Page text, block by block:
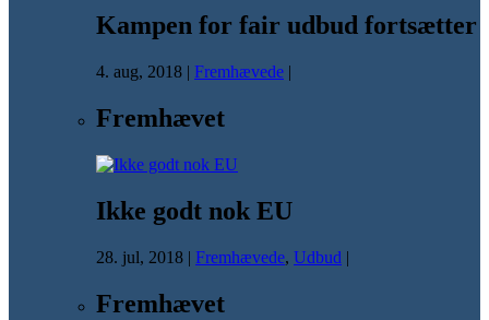
Kampen for fair udbud fortsætter
4. aug, 2018 | Fremhævede |
Fremhævet
Ikke godt nok EU
28. jul, 2018 | Fremhævede, Udbud |
Fremhævet